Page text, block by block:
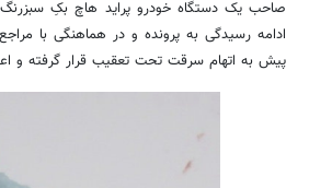
ادامه رسیدگی به پرونده و در هماهنگی با
پیش به اتهام سرقت تحت تعقیب قرار گرفته و